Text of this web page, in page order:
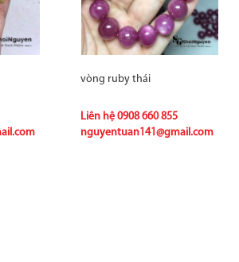
vòng ruby thái
Liên hệ 0908 660 855
nguyentuan141@gmail.com